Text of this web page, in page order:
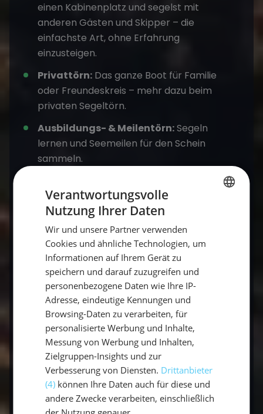
einen Kabinenplatz und segelst mit
anderen Gästen und Skipper – die
einfachste Art, ohne Erfahrung
einzusteigen.
Privattörn: Das ganze Boot für Familie
oder Freundeskreis – mehr dazu beim
privaten Segeltörn.
Ausbildungs- & Meilentörn:Segeln
lernen und Seemeilen für den Schein
sammeln.
Sportlicher Wettbewerb
für alle, die es spannend mögen.
Häufige Fragen zum Segeltörn
Was bedeutet "Törn"?
Der Begriff "Törn" stammt aus dem
Niederdeutschen und Englischen ("turn") und
bezeichnet eine Reise oder Fahrt mit dem
Boot – vom Ablegen bis zur Rückkehr in den
Hafen.
Wie lange dauert ein Segeltörn?
Verantwortungsvolle
Nutzung Ihrer Daten
Wir und unsere Partner verwenden
Cookies und ähnliche Technologien, um
Informationen auf Ihrem Gerät zu
speichern und darauf zuzugreifen und
personenbezogene Daten wie Ihre IP-
Adresse, eindeutige Kennungen und
Browsing-Daten zu verarbeiten, für
personalisierte Werbung und Inhalte,
Messung von Werbung und Inhalten,
Zielgruppen-Insights und zur
Verbesserung von Diensten. Drittanbieter
(4) können Ihre Daten auch für diese und
andere Zwecke verarbeiten, einschließlich